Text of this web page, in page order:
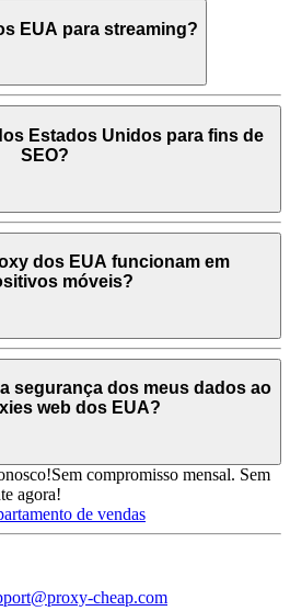
EUA para streaming?
Estados Unidos para fins de
SEO?
dos EUA funcionam em
móveis?
segurança dos meus dados ao
web dos EUA?
Sem compromisso mensal. Sem
agora!
de vendas
cheap.com